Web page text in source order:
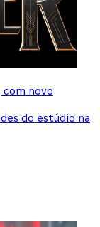
com novo
do estúdio na